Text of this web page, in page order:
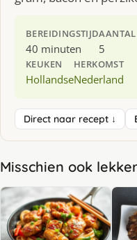
BEREIDINGSTIJD
40 minuten
AANTAL
5
KEUKEN
Hollandse
HERKOMST
Nederland
Direct naar recept ↓
Misschien ook lekker